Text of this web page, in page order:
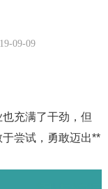
09-09
充满了干劲，但
尝试，勇敢迈出**